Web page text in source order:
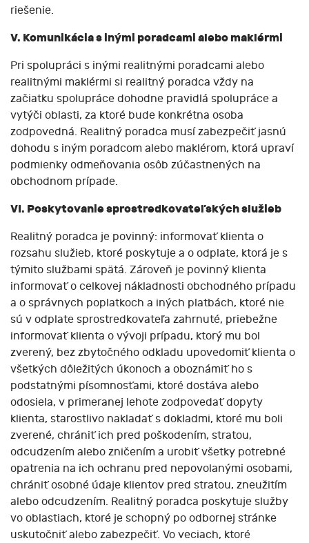
riešenie.
V. Komunikácia s inými poradcami alebo maklérmi
Pri spolupráci s inými realitnými poradcami alebo
realitnými maklérmi si realitný poradca vždy na
začiatku spolupráce dohodne pravidlá spolupráce a
vytýči oblasti, za ktoré bude konkrétna osoba
zodpovedná. Realitný poradca musí zabezpečiť jasnú
dohodu s iným poradcom alebo maklérom, ktorá upraví
podmienky odmeňovania osôb zúčastnených na
obchodnom prípade.
VI. Poskytovanie sprostredkovateľských služieb
Realitný poradca je povinný: informovať klienta o
rozsahu služieb, ktoré poskytuje a o odplate, ktorá je s
týmito službami spätá. Zároveň je povinný klienta
informovať o celkovej nákladnosti obchodného prípadu
a o správnych poplatkoch a iných platbách, ktoré nie
sú v odplate sprostredkovateľa zahrnuté, priebežne
informovať klienta o vývoji prípadu, ktorý mu bol
zverený, bez zbytočného odkladu upovedomiť klienta o
všetkých dôležitých úkonoch a oboznámiť ho s
podstatnými písomnosťami, ktoré dostáva alebo
odosiela, v primeranej lehote zodpovedať dopyty
klienta, starostlivo nakladať s dokladmi, ktoré mu boli
zverené, chrániť ich pred poškodením, stratou,
odcudzením alebo zničením a urobiť všetky potrebné
opatrenia na ich ochranu pred nepovolanými osobami,
chrániť osobné údaje klientov pred stratou, zneužitím
alebo odcudzením. Realitný poradca poskytuje služby
vo oblastiach, ktoré je schopný po odbornej stránke
uskutočniť alebo zabezpečiť. Vo veciach, ktoré